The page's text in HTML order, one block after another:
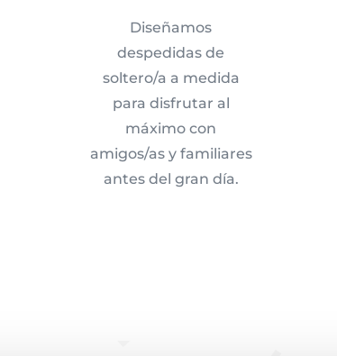
Diseñamos
despedidas de
soltero/a a medida
para disfrutar al
máximo con
amigos/as y familiares
antes del gran día.